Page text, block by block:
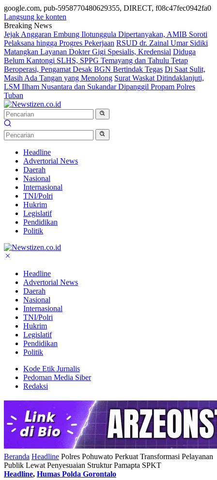
google.com, pub-5958770480629355, DIRECT, f08c47fec0942fa0
Langsung ke konten
Breaking News
Jejak Anggaran Embung Ilotunggula Dipertanyakan, AMIB Soroti
Pelaksana hingga Progres Pekerjaan RSUD dr. Zainal Umar Sidiki
Matangkan Layanan Dokter Gigi Spesialis, Kredensial Diduga
Belum Kantongi SLHS, SPPG Temayang dan Tahulu Tetap
Beroperasi, Pengamat Desak BGN Bertindak Tegas Di Saat Sulit,
Masih Ada Tangan yang Menolong Surat Waskat Ditindaklanjuti,
LSM Ilham Nusantara dan Sukandar Dipanggil Propam Polres
Tuban
Headline
Advertorial News
Daerah
Nasional
Internasional
TNI/Polri
Hukrim
Legislatif
Pendidikan
Politik
Headline
Advertorial News
Daerah
Nasional
Internasional
TNI/Polri
Hukrim
Legislatif
Pendidikan
Politik
Kode Etik Jurnalis
Pedoman Media Siber
Redaksi
Beranda Headline Polres Pohuwato Perkuat Transformasi Pelayanan
Publik Lewat Penyesuaian Struktur Pamapta SPKT
Headline, Humas Polda Gorontalo